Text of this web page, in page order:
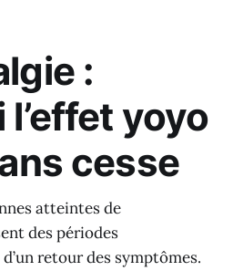
:
yoyo
cesse
atteintes de
des périodes
retour des symptômes.